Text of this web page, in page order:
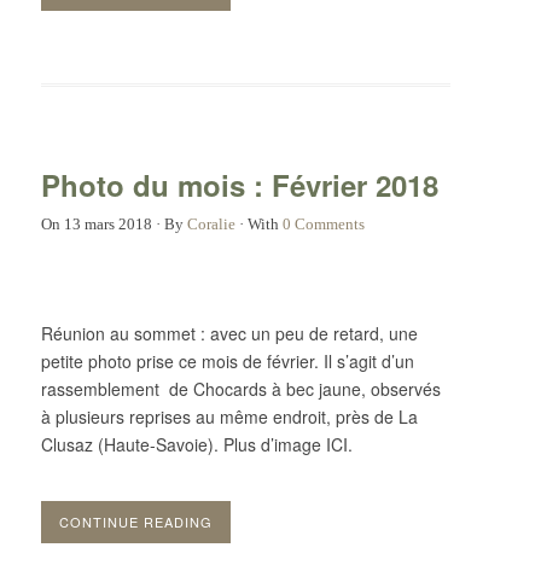
Photo du mois : Février 2018
On 13 mars 2018 · By Coralie· With 0 Comments
Réunion au sommet : avec un peu de retard, une
petite photo prise ce mois de février. Il s’agit d’un
rassemblement de Chocards à bec jaune, observés
à plusieurs reprises au même endroit, près de La
Clusaz (Haute-Savoie). Plus d’image ICI.
CONTINUE READING